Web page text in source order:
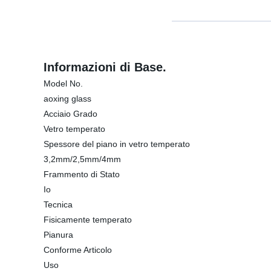
Informazioni di Base.
Model No.
aoxing glass
Acciaio Grado
Vetro temperato
Spessore del piano in vetro temperato
3,2mm/2,5mm/4mm
Frammento di Stato
Io
Tecnica
Fisicamente temperato
Pianura
Conforme Articolo
Uso